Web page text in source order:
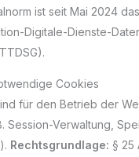
ist seit Mai 2024 das
Digitale-Dienste-
Cookies
für den Betrieb der
Session-Verwaltung,
Rechtsgrundlage: § 25